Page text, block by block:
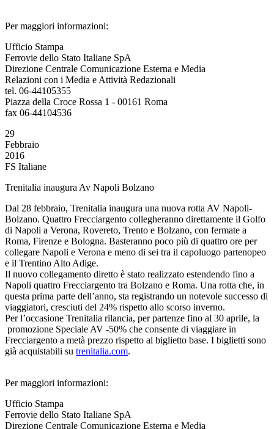
Per maggiori informazioni:
Ufficio Stampa
Ferrovie dello Stato Italiane SpA
Direzione Centrale Comunicazione Esterna e Media
Relazioni con i Media e Attività Redazionali
tel. 06-44105355
Piazza della Croce Rossa 1 - 00161 Roma
fax 06-44104536
29
Febbraio
2016
FS Italiane
Trenitalia inaugura Av Napoli Bolzano
Dal 28 febbraio, Trenitalia inaugura una nuova rotta AV Napoli-
Bolzano. Quattro Frecciargento collegheranno direttamente il Golfo
di Napoli a Verona, Rovereto, Trento e Bolzano, con fermate a
Roma, Firenze e Bologna. Basteranno poco più di quattro ore per
collegare Napoli e Verona e meno di sei tra il capoluogo partenopeo
e il Trentino Alto Adige.
Il nuovo collegamento diretto è stato realizzato estendendo fino a
Napoli quattro Frecciargento tra Bolzano e Roma. Una rotta che, in
questa prima parte dell’anno, sta registrando un notevole successo di
viaggiatori, cresciuti del 24% rispetto allo scorso inverno.
Per l’occasione Trenitalia rilancia, per partenze fino al 30 aprile, la
promozione Speciale AV -50% che consente di viaggiare in
Frecciargento a metà prezzo rispetto al biglietto base. I biglietti sono
già acquistabili su trenitalia.com.
Per maggiori informazioni:
Ufficio Stampa
Ferrovie dello Stato Italiane SpA
Direzione Centrale Comunicazione Esterna e Media